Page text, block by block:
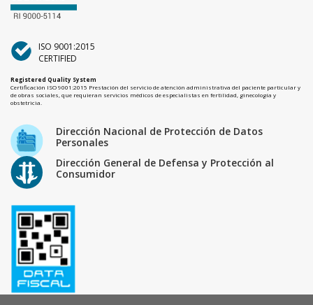
ISO 9001:2015
CERTIFIED
Registered Quality System
Certificación ISO 9001:2015 Prestación del servicio de atención administrativa del paciente particular y
de obras sociales, que requieran servicios médicos de especialistas en fertilidad, ginecología y
obstetricia.
Dirección Nacional de Protección de Datos
Personales
Dirección General de Defensa y Protección al
Consumidor